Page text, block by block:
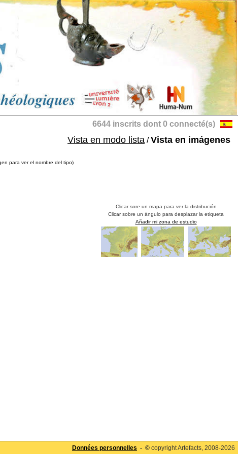
6644 inscrits dont 0 connecté(s)
Vista en modo lista /Vista en imágenes
para ver el nombre del tipo)
Clicar sore un mapa para ver la distribución
Clicar sobre un ángulo para desplazar la etiqueta
Añadir mi zona de estudio
Données personnelles - © copyright Artefacts, 2008-2026